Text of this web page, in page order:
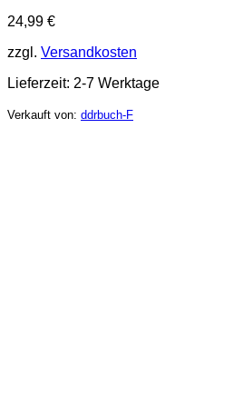
24,99 €
zzgl. Versandkosten
Lieferzeit: 2-7 Werktage
Verkauft von: ddrbuch-F